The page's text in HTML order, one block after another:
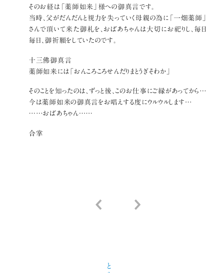
そのお経は「薬師如来」様への御真言です。
当時、父がだんだんと視力を失っていく母親の為に「一畑薬師」
さんで頂いて来た御札を、おばあちゃんは大切にお祀りし、毎日
毎日、御祈願をしていたのです。
十三佛御真言
薬師如来には「おんころころせんだりまとうぎそわか」
そのことを知ったのは、ずっと後、このお仕事にご縁があってから…
今は薬師如来の御真言をお唱えする度にウルウルします…
……おばあちゃん……
合掌